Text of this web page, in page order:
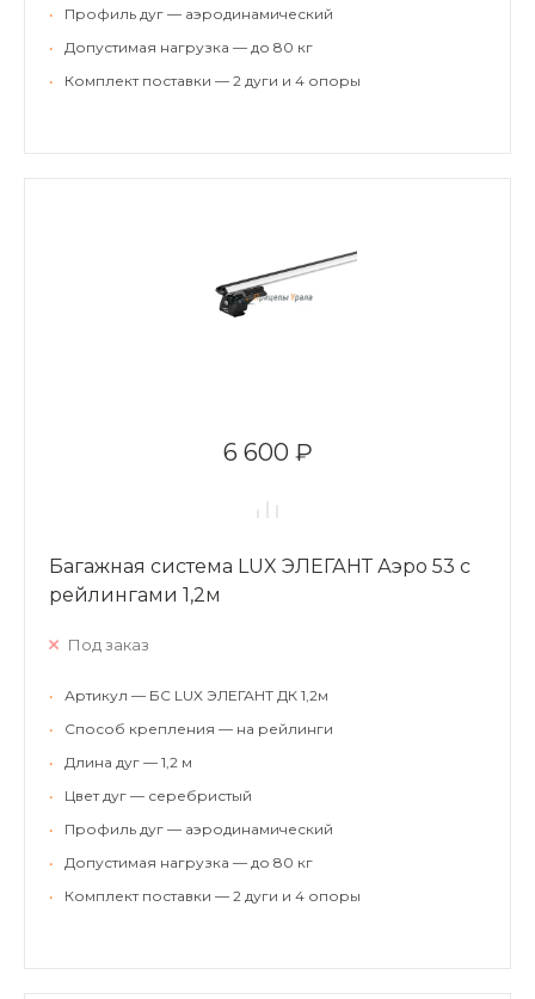
•
Профиль дуг — аэродинамический
•
Допустимая нагрузка — до 80 кг
•
Комплект поставки — 2 дуги и 4 опоры
6 600 ₽
Багажная система LUX ЭЛЕГАНТ Аэро 53 с
рейлингами 1,2м
Под заказ
•
Артикул — БС LUX ЭЛЕГАНТ ДК 1,2м
•
Способ крепления — на рейлинги
•
Длина дуг — 1,2 м
•
Цвет дуг — серебристый
•
Профиль дуг — аэродинамический
•
Допустимая нагрузка — до 80 кг
•
Комплект поставки — 2 дуги и 4 опоры